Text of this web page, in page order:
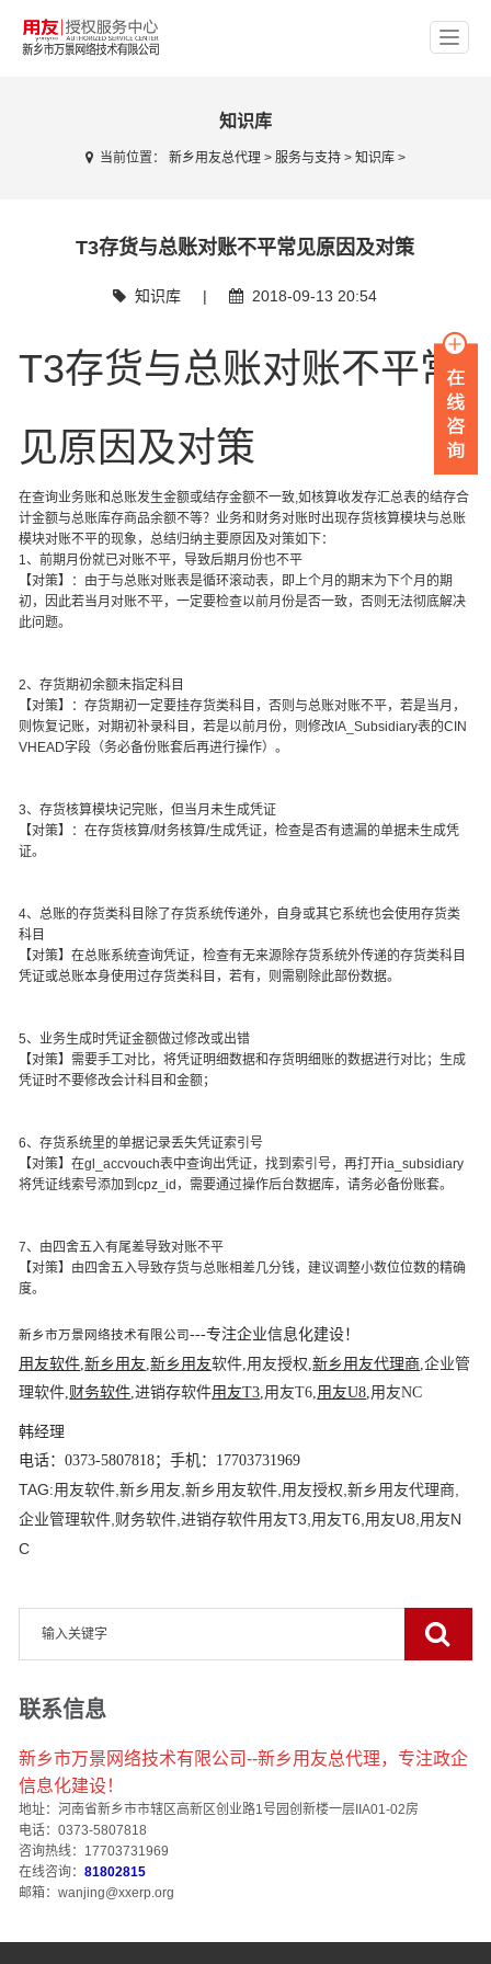
知识库
当前位置： 新乡用友总代理> 服务与支持> 知识库>
T3存货与总账对账不平常见原因及对策
知识库 | 2018-09-13 20:54
T3存货与总账对账不平常
见原因及对策
在查询业务账和总账发生金额或结存金额不一致,如核算收发存汇总表的结存合
计金额与总账库存商品余额不等？业务和财务对账时出现存货核算模块与总账
模块对账不平的现象，总结归纳主要原因及对策如下：
1、前期月份就已对账不平，导致后期月份也不平
【对策】：由于与总账对账表是循环滚动表，即上个月的期末为下个月的期
初，因此若当月对账不平，一定要检查以前月份是否一致，否则无法彻底解决
此问题。
2、存货期初余额未指定科目
【对策】：存货期初一定要挂存货类科目，否则与总账对账不平，若是当月，
则恢复记账，对期初补录科目，若是以前月份，则修改IA_Subsidiary表的CIN
VHEAD字段（务必备份账套后再进行操作）。
3、存货核算模块记完账，但当月未生成凭证
【对策】：在存货核算/财务核算/生成凭证，检查是否有遗漏的单据未生成凭
证。
4、总账的存货类科目除了存货系统传递外，自身或其它系统也会使用存货类
科目
【对策】在总账系统查询凭证，检查有无来源除存货系统外传递的存货类科目
凭证或总账本身使用过存货类科目，若有，则需剔除此部份数据。
5、业务生成时凭证金额做过修改或出错
【对策】需要手工对比，将凭证明细数据和存货明细账的数据进行对比；生成
凭证时不要修改会计科目和金额；
6、存货系统里的单据记录丢失凭证索引号
【对策】在gl_accvouch表中查询出凭证，找到索引号，再打开ia_subsidiary
将凭证线索号添加到cpz_id，需要通过操作后台数据库，请务必备份账套。
7、由四舍五入有尾差导致对账不平
【对策】由四舍五入导致存货与总账相差几分钱，建议调整小数位位数的精确
度。
新乡市万景网络技术有限公司---专注企业信息化建设！
用友软件,新乡用友,新乡用友软件,用友授权,新乡用友代理商,企业管
理软件,财务软件,进销存软件用友T3,用友T6,用友U8,用友NC
韩经理
电话：0373-5807818；手机：17703731969
TAG:用友软件 ,新乡用友 ,新乡用友软件 用友授权 ,新乡用友代理商
企业管理软件 财务软件 ,进销存软件用友T3 用友T6 用友U8 用友N
C
联系信息
新乡市万景网络技术有限公司--新乡用友总代理，专注政企
信息化建设！
地址：河南省新乡市市辖区高新区创业路1号园创新楼一层IIA01-02房
电话：0373-5807818
咨询热线：17703731969
在线咨询：81802815
邮箱：wanjing@xxerp.org